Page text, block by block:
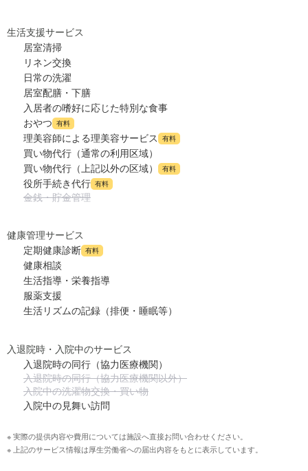
介護保険料
生活支援サービス
居室清掃
リネン交換
日常の洗濯
居室配膳・下膳
入居者の嗜好に応じた特別な食事
おやつ
有料
理美容師による理美容サービス 有料
買い物代行（通常の利用区域）
買い物代行（上記以外の区域）
有料
役所手続き代行 有料
金銭・貯金管理
健康管理サービス
定期健康診断 有料
健康相談
生活指導・栄養指導
服薬支援
生活リズムの記録（排便・睡眠等）
入退院時・入院中のサービス
入退院時の同行（協力医療機関）
入退院時の同行（協力医療機関以外）
入院中の洗濯物交換・買い物
入院中の見舞い訪問
※ 実際の提供内容や費用については施設へ直接お問い合わせください。
※ 上記のサービス情報は厚生労働省への届出内容をもとに表示しています。